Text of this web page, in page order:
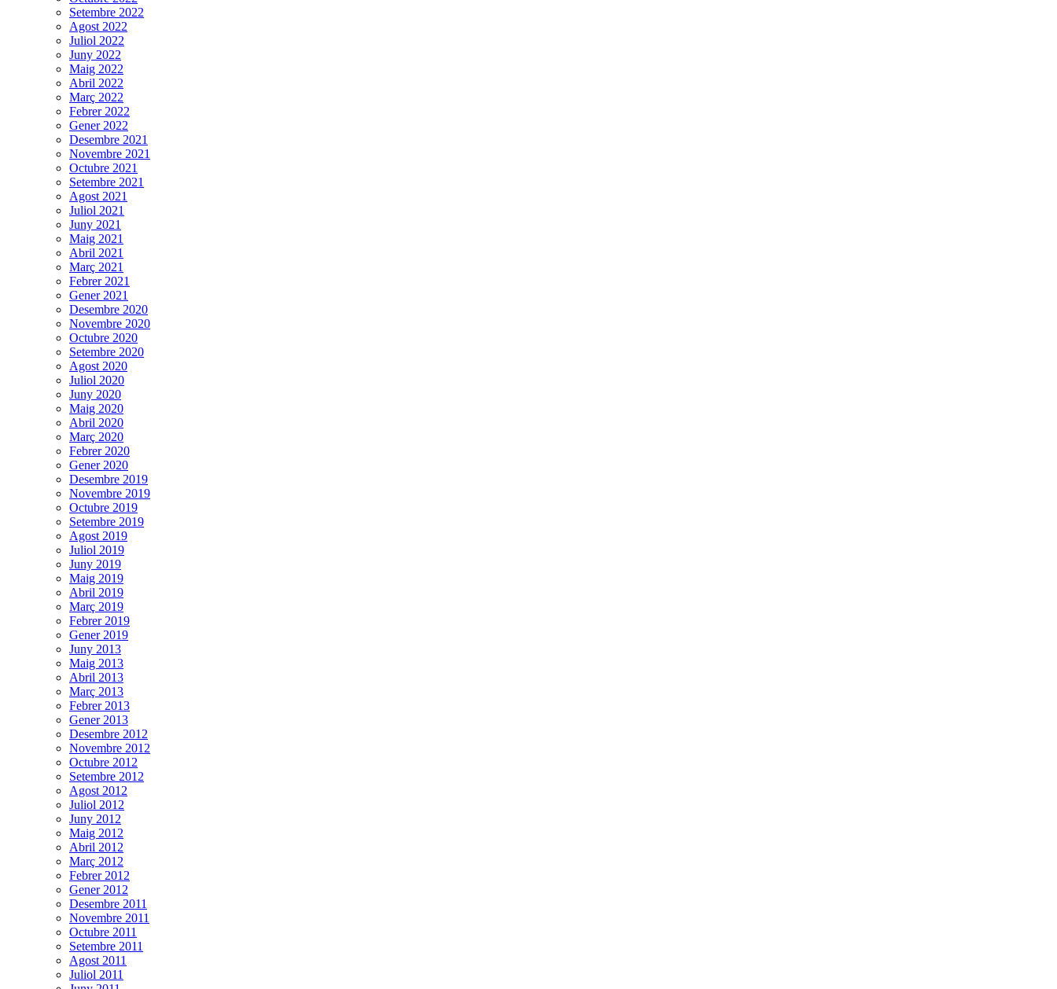
Setembre 2022
Agost 2022
Juliol 2022
Juny 2022
Maig 2022
Abril 2022
Març 2022
Febrer 2022
Gener 2022
Desembre 2021
Novembre 2021
Octubre 2021
Setembre 2021
Agost 2021
Juliol 2021
Juny 2021
Maig 2021
Abril 2021
Març 2021
Febrer 2021
Gener 2021
Desembre 2020
Novembre 2020
Octubre 2020
Setembre 2020
Agost 2020
Juliol 2020
Juny 2020
Maig 2020
Abril 2020
Març 2020
Febrer 2020
Gener 2020
Desembre 2019
Novembre 2019
Octubre 2019
Setembre 2019
Agost 2019
Juliol 2019
Juny 2019
Maig 2019
Abril 2019
Març 2019
Febrer 2019
Gener 2019
Juny 2013
Maig 2013
Abril 2013
Març 2013
Febrer 2013
Gener 2013
Desembre 2012
Novembre 2012
Octubre 2012
Setembre 2012
Agost 2012
Juliol 2012
Juny 2012
Maig 2012
Abril 2012
Març 2012
Febrer 2012
Gener 2012
Desembre 2011
Novembre 2011
Octubre 2011
Setembre 2011
Agost 2011
Juliol 2011